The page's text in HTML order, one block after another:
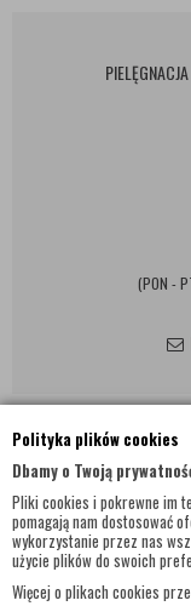
Polityka plików cookies
Dbamy o Twoją
Pliki cookies i pokrewne im
pomagają nam dostosować
wykorzystanie przez nas
użycie plików do swoich
Więcej o plikach cookies
(PON -
INFORMACJE